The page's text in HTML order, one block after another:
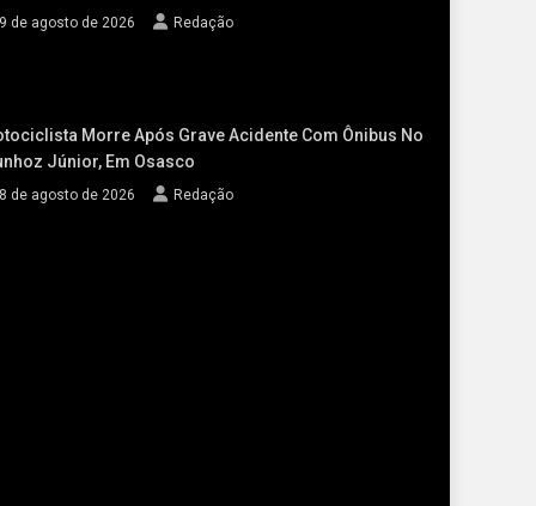
de agosto de 2026 Redação
Morre Após Grave Acidente Com Ônibus No
Júnior, Em Osasco
de agosto de 2026 Redação